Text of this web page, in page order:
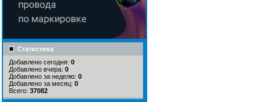
Статистика
Добавлено сегодня: 0
Добавлено вчера: 0
Добавлено за неделю: 0
Добавлено за месяц: 0
Всего: 37082